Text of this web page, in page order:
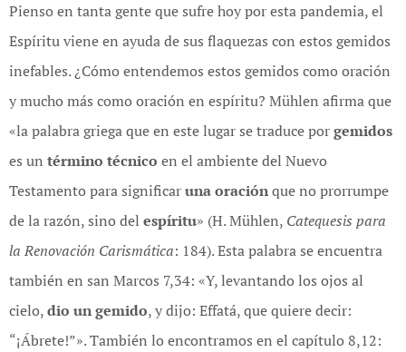
Pienso en tanta gente que sufre hoy por esta pandemia, el
Espíritu viene en ayuda de sus flaquezas con estos gemidos
inefables. ¿Cómo entendemos estos gemidos como oración
y mucho más como oración en espíritu? Mühlen afirma que
«la palabra griega que en este lugar se traduce porgemidos
es un término técnico en el ambiente del Nuevo
Testamento para significaruna oraciónque no prorrumpe
de la razón, sino del espíritu» (H. Mühlen, Catequesis para
la Renovación Carismática: 184). Esta palabra se encuentra
también en san Marcos 7,34: «Y, levantando los ojos al
cielo,dio un gemido, y dijo: Effatá, que quiere decir:
“¡Ábrete!”». También lo encontramos en el capítulo 8,12: